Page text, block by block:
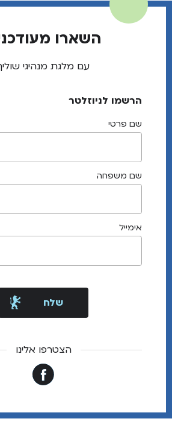
השארו
עם מלגת מנהיגי
הרשמו לניוזלטר
שם פרטי
שם משפחה
אימייל
הצטרפו אלינו